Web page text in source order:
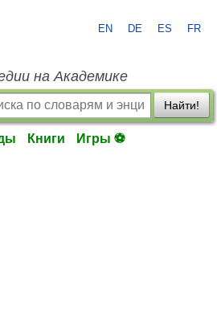
EN DE ES FR
на Академике
Найти!
Книги Игры ⚽